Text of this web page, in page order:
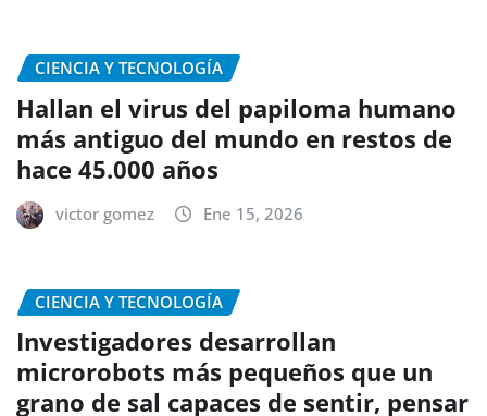
CIENCIA Y TECNOLOGÍA
Hallan el virus del papiloma humano
más antiguo del mundo en restos de
hace 45.000 años
victor gomez Ene 15, 2026
CIENCIA Y TECNOLOGÍA
Investigadores desarrollan
microrobots más pequeños que un
grano de sal capaces de sentir, pensar